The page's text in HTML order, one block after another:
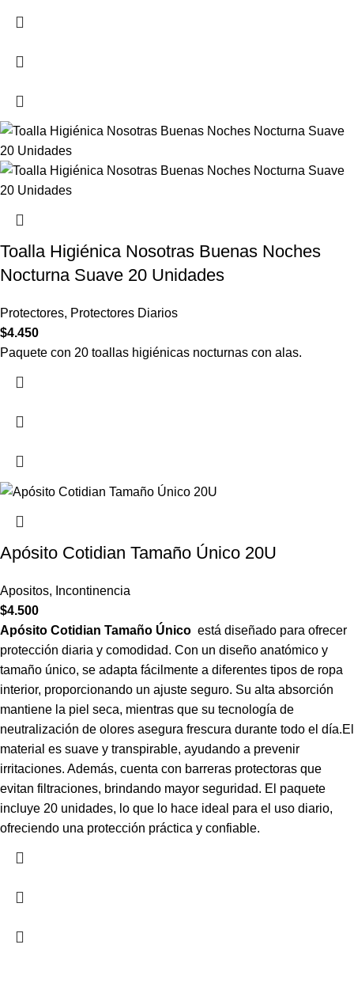
Toalla Higiénica Nosotras Buenas Noches
Nocturna Suave 20 Unidades
Protectores, Protectores Diarios
$4.450
Paquete con 20 toallas higiénicas nocturnas con alas.
Apósito Cotidian Tamaño Único 20U
Apositos, Incontinencia
$4.500
Apósito Cotidian Tamaño Único está diseñado para ofrecer
protección diaria y comodidad. Con un diseño anatómico y
tamaño único, se adapta fácilmente a diferentes tipos de ropa
interior, proporcionando un ajuste seguro. Su alta absorción
mantiene la piel seca, mientras que su tecnología de
neutralización de olores asegura frescura durante todo el día.El
material es suave y transpirable, ayudando a prevenir
irritaciones. Además, cuenta con barreras protectoras que
evitan filtraciones, brindando mayor seguridad. El paquete
incluye 20 unidades, lo que lo hace ideal para el uso diario,
ofreciendo una protección práctica y confiable.